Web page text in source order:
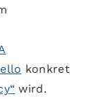
konkret
wird.